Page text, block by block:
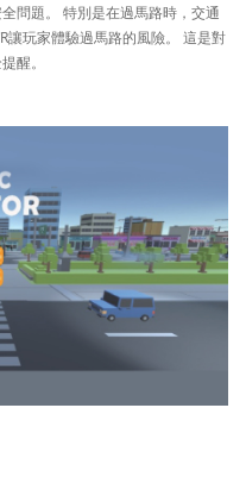
問題。 特別是在過馬路時，交通
玩家體驗過馬路的風險。 這是對
醒。